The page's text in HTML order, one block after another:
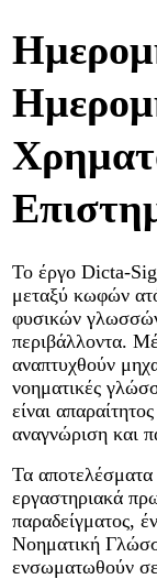
Το έργο Dicta-
μεταξύ κωφών
φυσικών
περιβάλλοντα.
αναπτυχθούν
νοηματικές
είναι
αναγνώριση και
Τα
εργαστηριακά
παραδείγματος,
Νοηματική
ενσωματωθούν σε